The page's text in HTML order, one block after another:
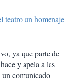
teatro un homenaje
ya que parte de
y apela a las
comunicado.